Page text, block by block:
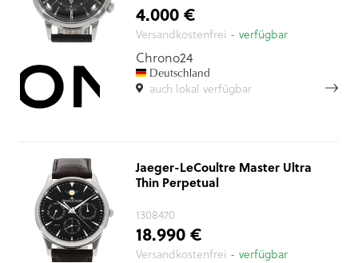
4.000 €
Versandkostenfrei - verfügbar
Chrono24
Deutschland
auch lokal verfügbar
Jaeger-LeCoultre Master Ultra
Thin Perpetual
1308470
18.990 €
Versandkostenfrei - verfügbar